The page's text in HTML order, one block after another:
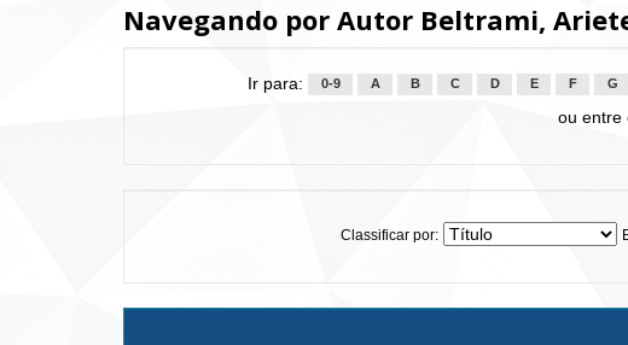
Navegando por Autor Beltrami,
Ir para: 0-9 A B C D E F G
ou entre
Classificar por: